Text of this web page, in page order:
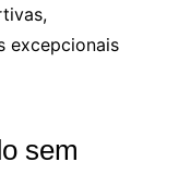
excepcionais
sem